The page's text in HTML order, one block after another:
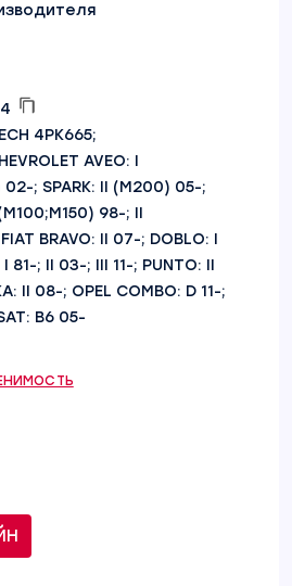
4PK665;
AVEO: I
; SPARK: II (M200) 05-;
98-; II
BRAVO: II 07-; DOBLO: I
81-; II 03-; III 11-; PUNTO: II
II 08-; OPEL COMBO: D 11-;
B6 05-